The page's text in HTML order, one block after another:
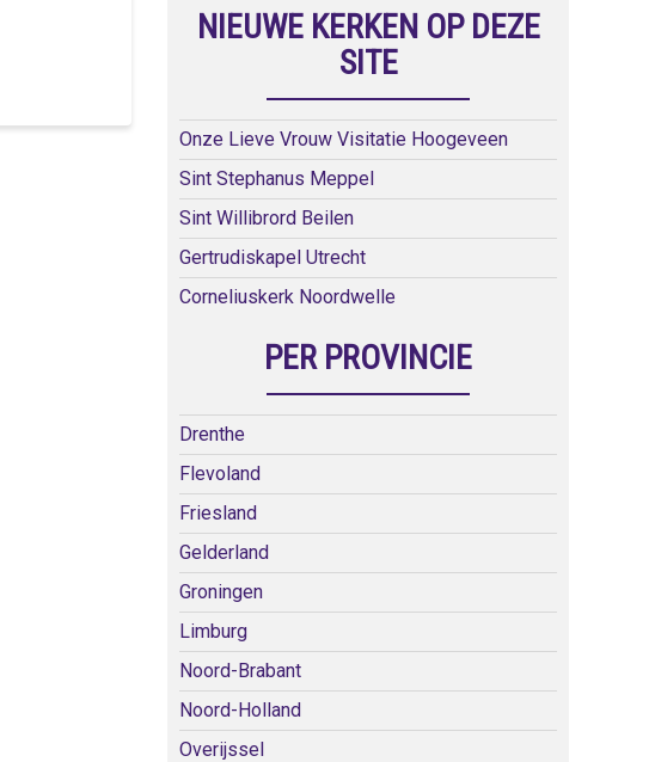
NIEUWE KERKEN OP DEZE
SITE
Onze Lieve Vrouw Visitatie Hoogeveen
Sint Stephanus Meppel
Sint Willibrord Beilen
Gertrudiskapel Utrecht
Corneliuskerk Noordwelle
PER PROVINCIE
Drenthe
Flevoland
Friesland
Gelderland
Groningen
Limburg
Noord-Brabant
Noord-Holland
Overijssel